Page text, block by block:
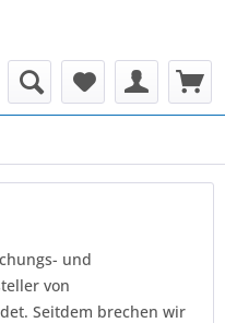
und
von
Seitdem brechen wir